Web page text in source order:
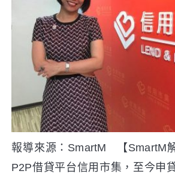
報導來源：SmartM 【SmartM
P2P借貸平台信用市集，至今申